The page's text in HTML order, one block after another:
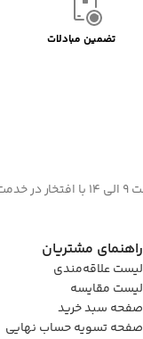
تضمین مبادلات
راهنمای مشتریان
لیست علاقه‌مندی
لیست مقایسه
صفحه سبد خرید
صفحه تسویه حساب نهایی